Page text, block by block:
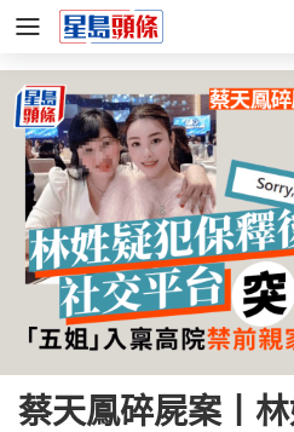
蔡天鳳碎屍案丨